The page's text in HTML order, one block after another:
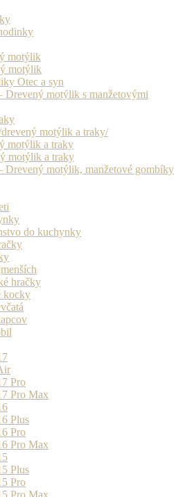
motýlik
motýlik
Otec a syn
Drevený motýlik s manžetovými
drevený motýlik a traky/
motýlik a traky
motýlik a traky
Drevený motýlik, manžetové gombíky
do kuchynky
hračky
kocky
Pro
Pro Max
Plus
Pro
Pro Max
Plus
Pro
Pro Max